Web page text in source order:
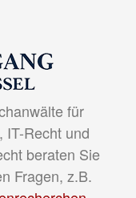
für
IT-Recht und
beraten Sie
Fragen, z.B.